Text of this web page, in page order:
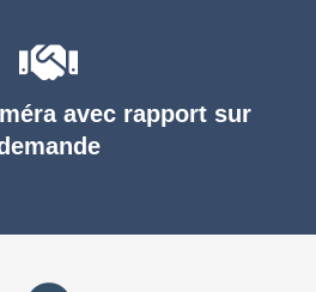
avec rapport sur